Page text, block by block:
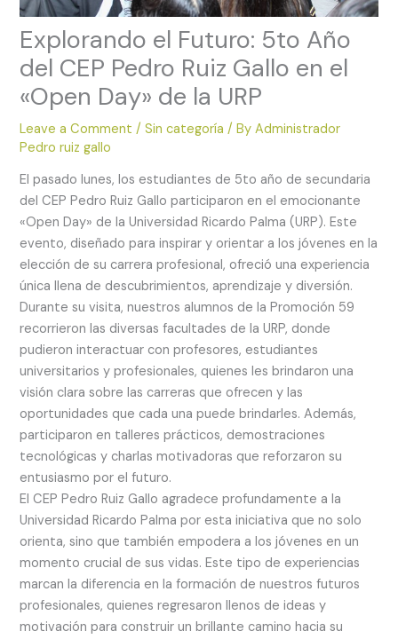
Explorando el Futuro: 5to Año
del CEP Pedro Ruiz Gallo en el
«Open Day» de la URP
Leave a Comment /Sin categoría / ByAdministrador
Pedro ruiz gallo
El pasado lunes, los estudiantes de 5to año de secundaria
del CEP Pedro Ruiz Gallo participaron en el emocionante
«Open Day» de la Universidad Ricardo Palma (URP). Este
evento, diseñado para inspirar y orientar a los jóvenes en la
elección de su carrera profesional, ofreció una experiencia
única llena de descubrimientos, aprendizaje y diversión.
Durante su visita, nuestros alumnos de la Promoción 59
recorrieron las diversas facultades de la URP, donde
pudieron interactuar con profesores, estudiantes
universitarios y profesionales, quienes les brindaron una
visión clara sobre las carreras que ofrecen y las
oportunidades que cada una puede brindarles. Además,
participaron en talleres prácticos, demostraciones
tecnológicas y charlas motivadoras que reforzaron su
entusiasmo por el futuro.
El CEP Pedro Ruiz Gallo agradece profundamente a la
Universidad Ricardo Palma por esta iniciativa que no solo
orienta, sino que también empodera a los jóvenes en un
momento crucial de sus vidas. Este tipo de experiencias
marcan la diferencia en la formación de nuestros futuros
profesionales, quienes regresaron llenos de ideas y
motivación para construir un brillante camino hacia su